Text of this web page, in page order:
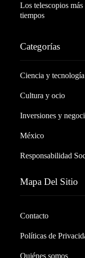
Los telescopios
tiempos
Categorías
Ciencia y tecnología
Cultura y ocio
Inversiones y
México
Responsabilidad
Mapa Del Sitio
Contacto
Políticas de
Quiénes somos